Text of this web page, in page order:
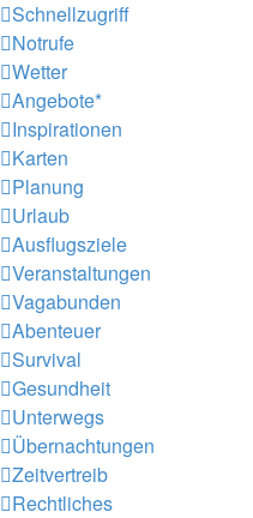
Schnellzugriff
Notrufe
Wetter
Angebote*
Inspirationen
Karten
Planung
Urlaub
Ausflugsziele
Veranstaltungen
Vagabunden
Abenteuer
Survival
Gesundheit
Unterwegs
Übernachtungen
Zeitvertreib
Rechtliches